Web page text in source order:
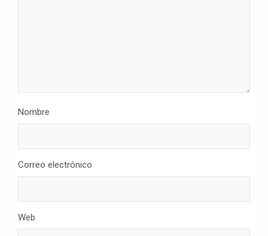
Nombre
Correo electrónico
Web